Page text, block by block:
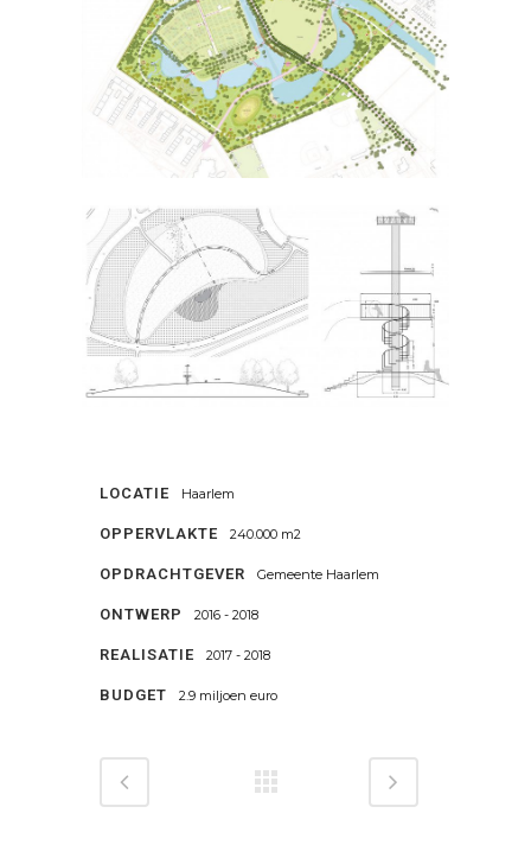
LOCATIE Haarlem
OPPERVLAKTE 240.000 m2
OPDRACHTGEVER Gemeente Haarlem
ONTWERP 2016 - 2018
REALISATIE 2017 - 2018
BUDGET 2.9 miljoen euro